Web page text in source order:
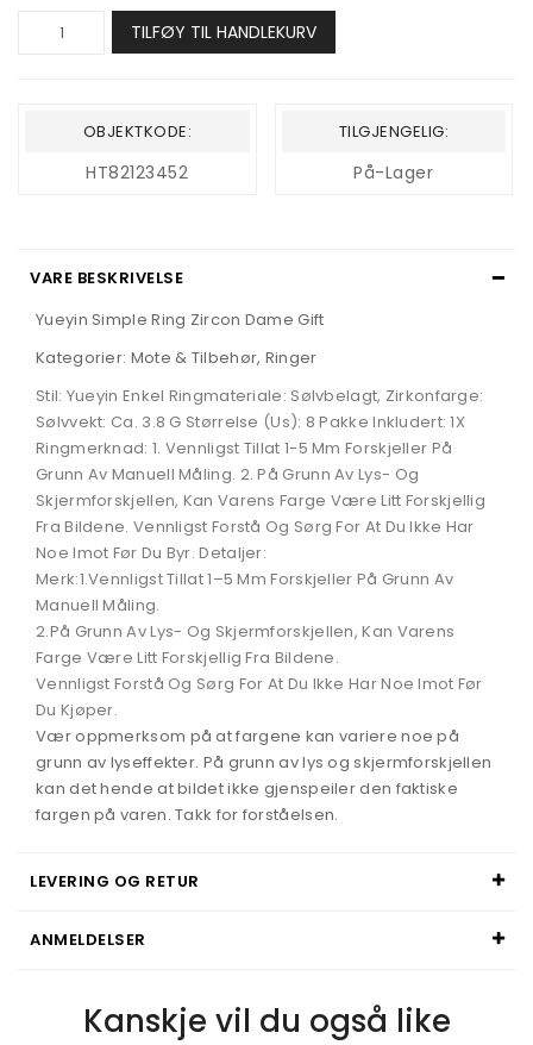
TILFØY TIL HANDLEKURV
OBJEKTKODE:
HT82123452
TILGJENGELIG:
På-Lager
VARE BESKRIVELSE
Yueyin Simple Ring Zircon Dame Gift
Kategorier: Mote & Tilbehør, Ringer
Stil: Yueyin Enkel Ringmateriale: Sølvbelagt, Zirkonfarge:
Sølvvekt: Ca. 3.8 G Størrelse (Us): 8 Pakke Inkludert: 1X
Ringmerknad: 1. Vennligst Tillat 1-5 Mm Forskjeller På
Grunn Av Manuell Måling. 2. På Grunn Av Lys- Og
Skjermforskjellen, Kan Varens Farge Være Litt Forskjellig
Fra Bildene. Vennligst Forstå Og Sørg For At Du Ikke Har
Noe Imot Før Du Byr. Detaljer:
Merk:1.Vennligst Tillat 1–5 Mm Forskjeller På Grunn Av
Manuell Måling.
2.På Grunn Av Lys- Og Skjermforskjellen, Kan Varens
Farge Være Litt Forskjellig Fra Bildene.
Vennligst Forstå Og Sørg For At Du Ikke Har Noe Imot Før
Du Kjøper.
Vær oppmerksom på at fargene kan variere noe på
grunn av lyseffekter. På grunn av lys og skjermforskjellen
kan det hende at bildet ikke gjenspeiler den faktiske
fargen på varen. Takk for forståelsen.
LEVERING OG RETUR
ANMELDELSER
Kanskje vil du også like